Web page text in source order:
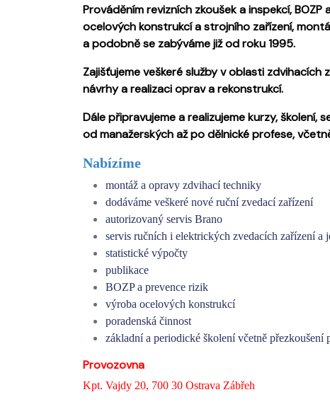
Prováděním revizních zkoušek a inspekcí,
ocelových konstrukcí a strojního zařízení,
a podobně se zabýváme již od roku 1995.
Zajišťujeme veškeré služby v oblasti
návrhy a realizaci oprav a rekonstrukcí.
Dále připravujeme a realizujeme kurzy,
od manažerských až po dělnické profese,
Nabízíme
montáž a opravy zdvihací techniky
dodáváme veškeré nové ruční zvedací zařízení
autorizovaný servis Brano
servis ručních i elektrických zvedacích zařízení a
statistické výpočty
publikace
BOZP a prevence rizik
výroba ocelových konstrukcí
poradenská činnost
základní a periodické školení včetně přezkoušení
Provozovna
Kpt. Vajdy 20, 700 30 Ostrava Zábřeh